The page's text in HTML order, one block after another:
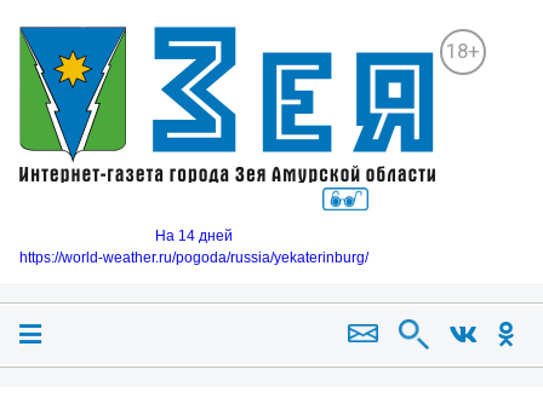
18+
На 14 дней
https://world-weather.ru/pogoda/russia/yekaterinburg/